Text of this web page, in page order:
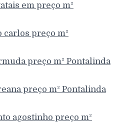
em preço m²
carlos preço m²
preço m² Pontalinda
preço m² Pontalinda
agostinho preço m²